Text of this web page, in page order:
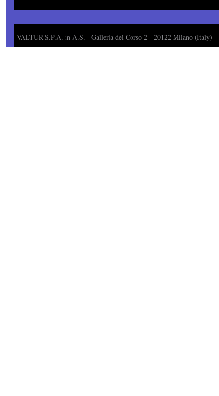
VALTUR S.P.A. in A.S. - Galleria del Corso 2 - 20122 Milano (Italy) -